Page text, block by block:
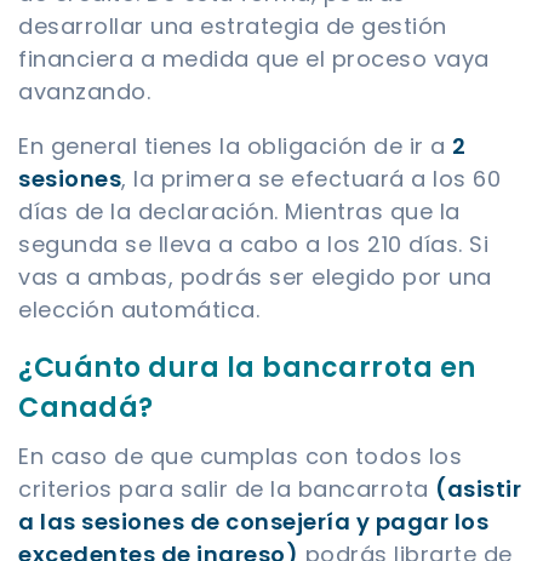
desarrollar una estrategia de gestión
financiera a medida que el proceso vaya
avanzando.
En general tienes la obligación de ir a 2
sesiones, la primera se efectuará a los 60
días de la declaración. Mientras que la
segunda se lleva a cabo a los 210 días. Si
vas a ambas, podrás ser elegido por una
elección automática.
¿Cuánto dura la bancarrota en
Canadá?
En caso de que cumplas con todos los
criterios para salir de la bancarrota (asistir
a las sesiones de consejería y pagar los
excedentes de ingreso) podrás librarte de